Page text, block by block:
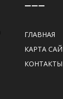
———
ГЛАВНАЯ
КАРТА
КОНТАКТЫ